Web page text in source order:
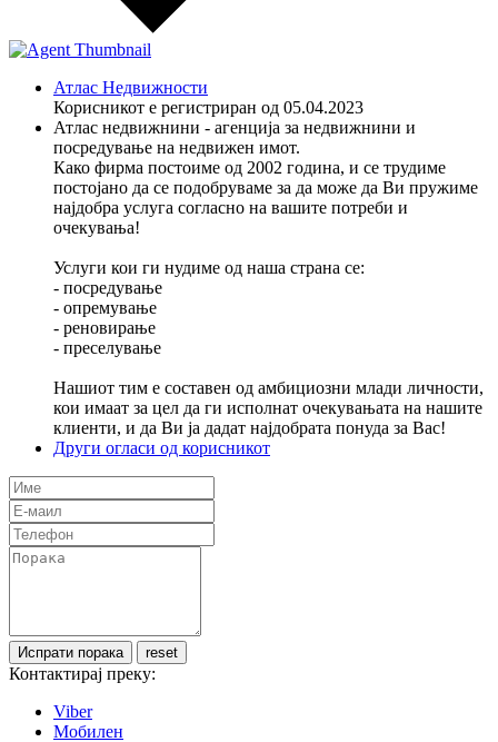
Атлас Недвижности
Корисникот е регистриран од 05.04.2023
Атлас недвижнини - агенција за недвижнини и
посредување на недвижен имот.
Како фирма постоиме од 2002 година, и се трудиме
постојано да се подобруваме за да може да Ви пружиме
најдобра услуга согласно на вашите потреби и
очекувања!
Услуги кои ги нудиме од наша страна се:
- посредување
- опремување
- реновирање
- преселување
Нашиот тим е составен од амбициозни млади личности,
кои имаат за цел да ги исполнат очекувањата на нашите
клиенти, и да Ви ја дадат најдобрата понуда за Вас!
Други огласи од корисникот
Контактирај преку:
Viber
Мобилен